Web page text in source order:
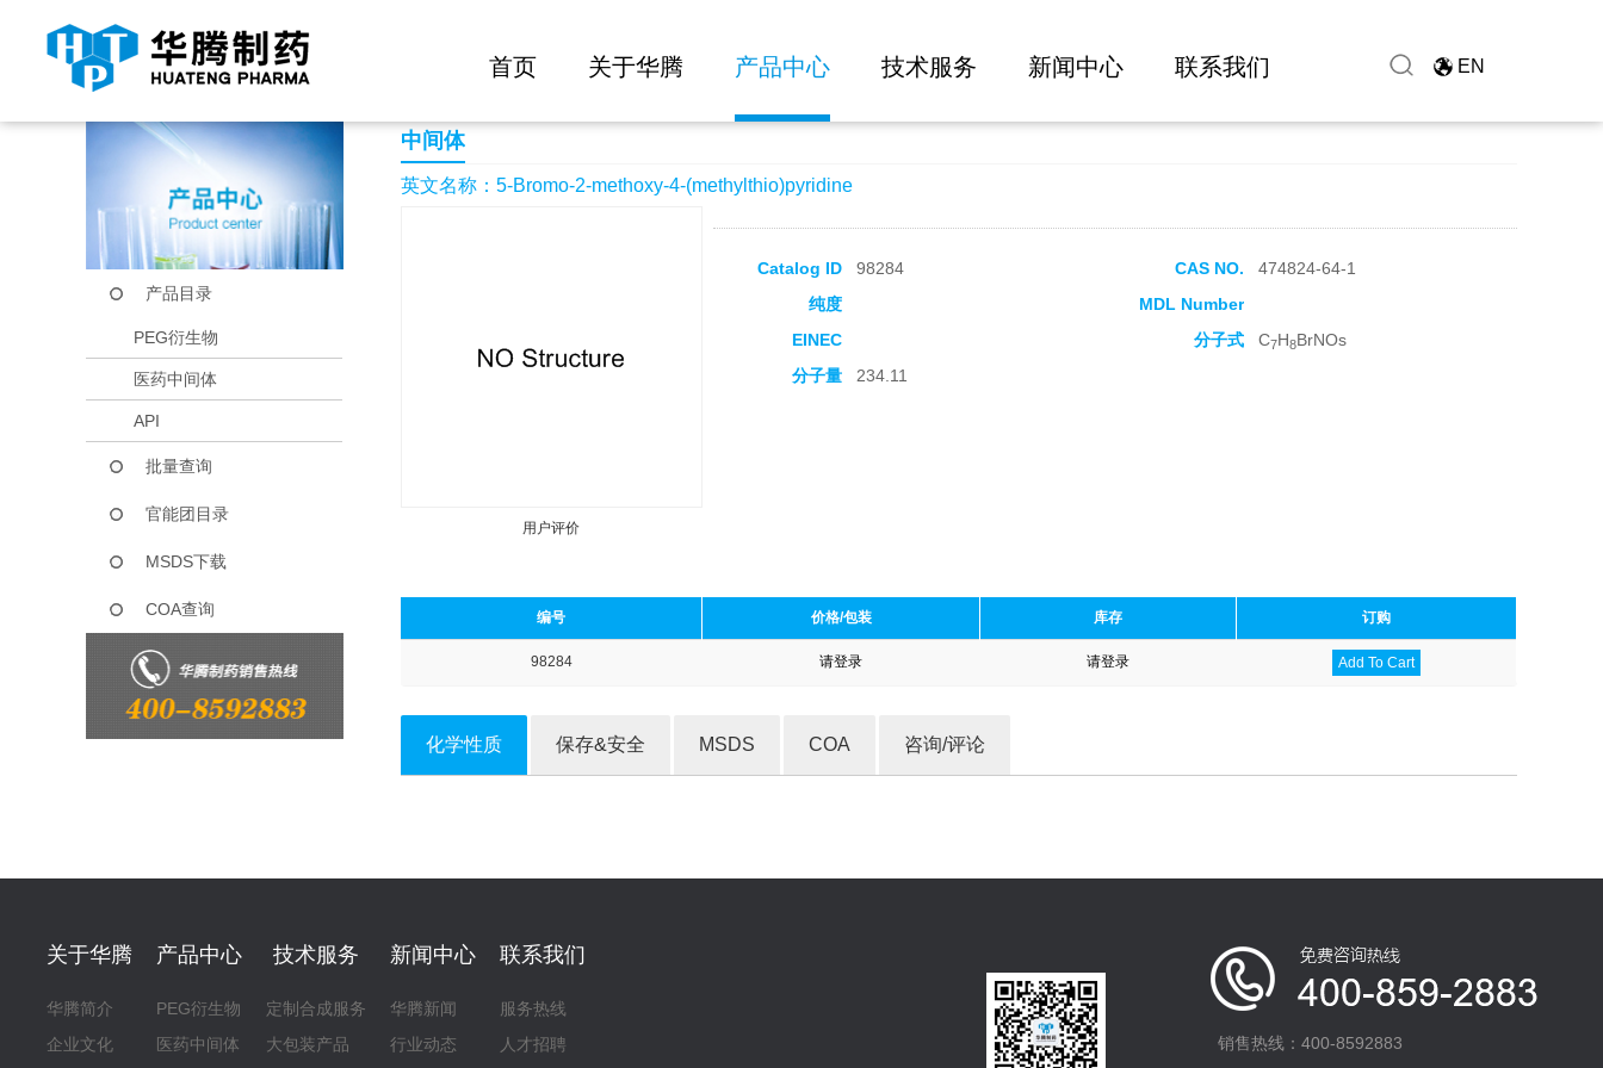
首页 关于华腾 产品中心 技术服务 新闻中心 联系我们 EN
当前位置： 首页 产品中心 5-Bromo-2-methoxy-4-(methylthio)pyridine
产品目录
PEG衍生物
医药中间体
API
批量查询
官能团目录
MSDS下载
COA查询
中间体
英文名称：5-Bromo-2-methoxy-4-(methylthio)pyridine
用户评价
Catalog ID 98284 CAS NO.
474824-64-1
纯度
MDL Number
EINEC
分子式 C7H8BrNOs
分子量
234.11
编号 价格/包装 库存 订购
98284 请登录 请登录 Add To Cart
化学性质 保存&安全 MSDS COA 咨询/评论
关于华腾
华腾简介
企业文化
产品中心
PEG衍生物
医药中间体
技术服务
定制合成服务
大包装产品
新闻中心
华腾新闻
行业动态
联系我们
服务热线
人才招聘
销售热线：400-8592883